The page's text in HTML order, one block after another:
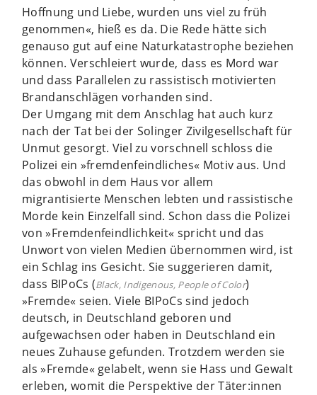
Hoffnung und Liebe, wurden uns viel zu früh
genommen«, hieß es da. Die Rede hätte sich
genauso gut auf eine Naturkatastrophe beziehen
können. Verschleiert wurde, dass es Mord war
und dass Parallelen zu rassistisch motivierten
Brandanschlägen vorhanden sind.
Der Umgang mit dem Anschlag hat auch kurz
nach der Tat bei der Solinger Zivilgesellschaft für
Unmut gesorgt. Viel zu vorschnell schloss die
Polizei ein »fremdenfeindliches« Motiv aus. Und
das obwohl in dem Haus vor allem
migrantisierte Menschen lebten und rassistische
Morde kein Einzelfall sind. Schon dass die Polizei
von »Fremdenfeindlichkeit« spricht und das
Unwort von vielen Medien übernommen wird, ist
ein Schlag ins Gesicht. Sie suggerieren damit,
dass BIPoCs (Black, Indigenous, People of Color)
»Fremde« seien. Viele BIPoCs sind jedoch
deutsch, in Deutschland geboren und
aufgewachsen oder haben in Deutschland ein
neues Zuhause gefunden. Trotzdem werden sie
als »Fremde« gelabelt, wenn sie Hass und Gewalt
erleben, womit die Perspektive der Täter:innen